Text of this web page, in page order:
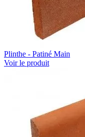
Plinthe - Patiné Main
Voir le produit